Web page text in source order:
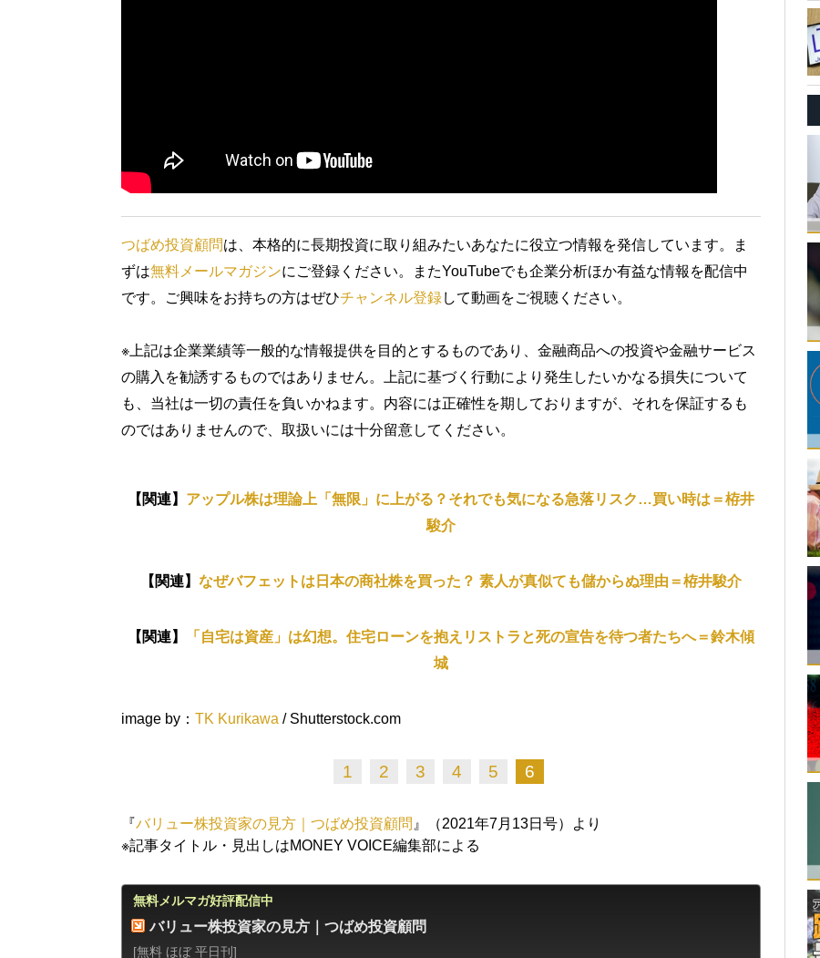
つばめ投資顧問は、本格的に長期投資に取り組みたいあなたに役立つ情報を発信しています。ま
ずは無料メールマガジンにご登録ください。またYouTubeでも企業分析ほか有益な情報を配信中
です。ご興味をお持ちの方はぜひチャンネル登録して動画をご視聴ください。
※上記は企業業績等一般的な情報提供を目的とするものであり、金融商品への投資や金融サービス
の購入を勧誘するものではありません。上記に基づく行動により発生したいかなる損失について
も、当社は一切の責任を負いかねます。内容には正確性を期しておりますが、それを保証するも
のではありませんので、取扱いには十分留意してください。
【関連】 アップル株は理論上「無限」に上がる？それでも気になる急落リスク…買い時は＝栫井
駿介
【関連】 なぜバフェットは日本の商社株を買った？ 素人が真似ても儲からぬ理由＝栫井駿介
【関連】
「自宅は資産」は幻想。住宅ローンを抱えリストラと死の宣告を待つ者たちへ＝鈴木傾
城
image by： TK Kurikawa / Shutterstock.com
1 2 3 4 5 6
『バリュー株投資家の見方｜つばめ投資顧問 』（2021年7月13日号）より
※記事タイトル・見出しはMONEY VOICE編集部による
無料メルマガ好評配信中
バリュー株投資家の見方｜つばめ投資顧問
[無料 ほぼ 平日刊]